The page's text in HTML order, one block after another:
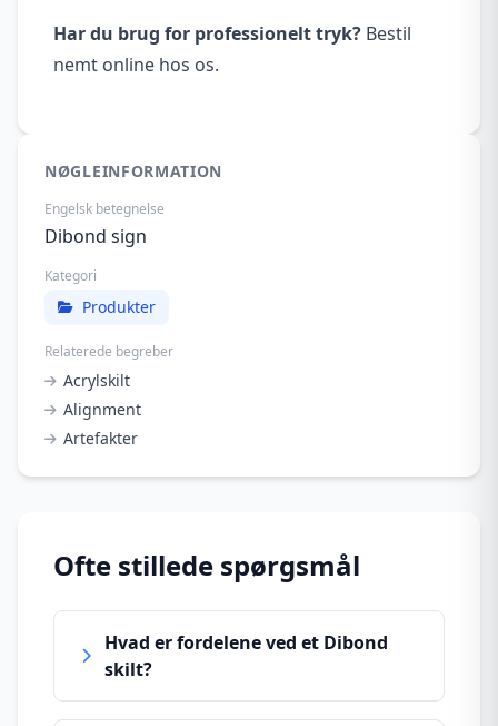
Har du brug for professionelt tryk? Bestil
nemt online hos os.
NØGLEINFORMATION
Engelsk betegnelse
Dibond sign
Kategori
Produkter
Relaterede begreber
Acrylskilt
Alignment
Artefakter
Ofte stillede spørgsmål
Hvad er fordelene ved et Dibond
skilt?